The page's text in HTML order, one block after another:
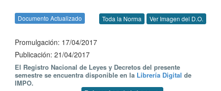
Documento Actualizado Toda la Norma Ver Imagen del D.O.
Promulgación: 17/04/2017
Publicación: 21/04/2017
El Registro Nacional de Leyes y Decretos del presente
semestre se encuentra disponible en la Librería Digital de
IMPO.